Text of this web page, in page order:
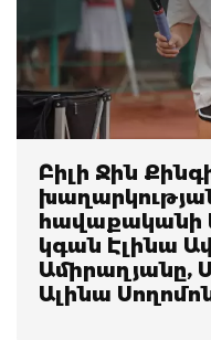
Բիլի Ջին
հավաքականի
կգան Էլինա
Ամիրաղյանը,
Ալինա